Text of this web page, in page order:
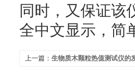
同时，又保证该
全中文显示，简
上一篇： 生物质木颗粒热值测试仪的